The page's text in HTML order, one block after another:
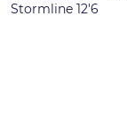
Stormline 12'6